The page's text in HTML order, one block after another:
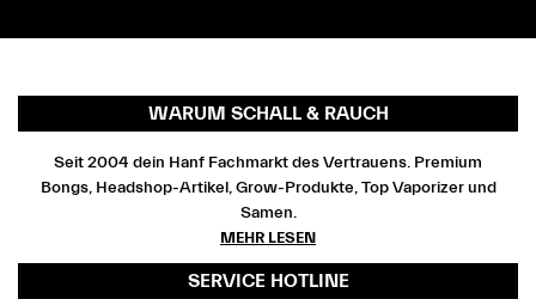
WARUM SCHALL & RAUCH
Seit 2004 dein Hanf Fachmarkt des Vertrauens. Premium
Bongs, Headshop-Artikel, Grow-Produkte, Top Vaporizer und
Samen.
MEHR LESEN
SERVICE HOTLINE